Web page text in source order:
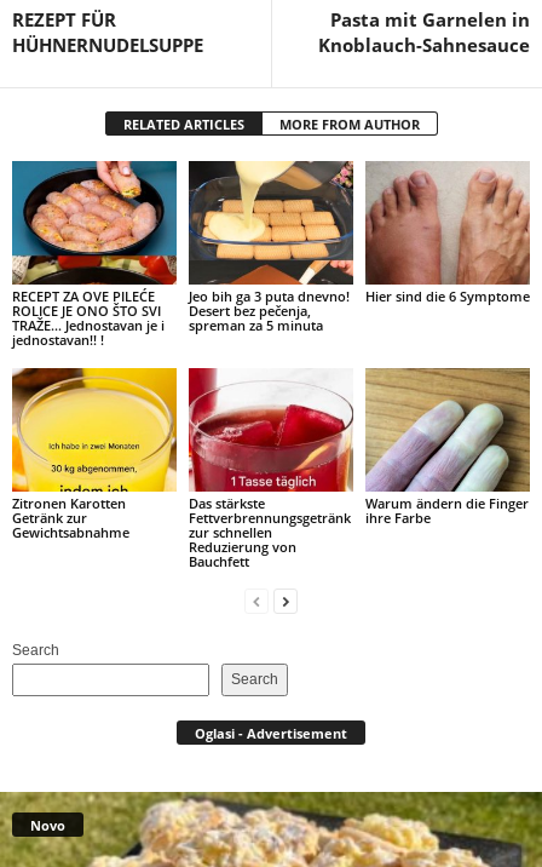
REZEPT FÜR
HÜHNERNUDELSUPPE
Pasta mit Garnelen in
Knoblauch-Sahnesauce
RELATED ARTICLES MORE FROM AUTHOR
RECEPT ZA OVE PILEĆE
ROLICE JE ONO ŠTO SVI
TRAŽE… Jednostavan je i
jednostavan!! !
Jeo bih ga 3 puta dnevno!
Desert bez pečenja,
spreman za 5 minuta
Hier sind die 6 Symptome
Zitronen Karotten
Getränk zur
Gewichtsabnahme
Das stärkste
Fettverbrennungsgetränk
zur schnellen
Reduzierung von
Bauchfett
Warum ändern die Finger
ihre Farbe
Search
Search
Oglasi - Advertisement
Novo